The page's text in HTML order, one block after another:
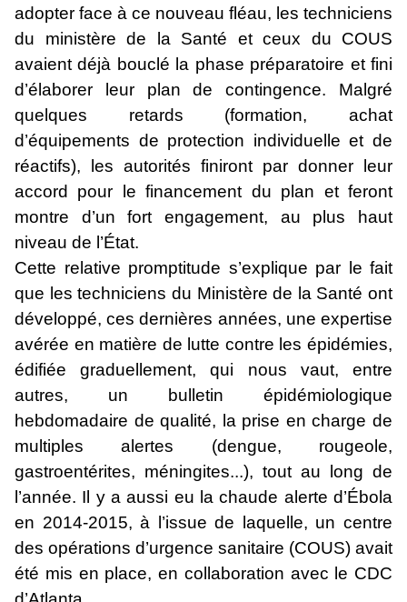
adopter face à ce nouveau fléau, les techniciens
du ministère de la Santé et ceux du COUS
avaient déjà bouclé la phase préparatoire et fini
d’élaborer leur plan de contingence. Malgré
quelques retards (formation, achat
d’équipements de protection individuelle et de
réactifs), les autorités finiront par donner leur
accord pour le financement du plan et feront
montre d’un fort engagement, au plus haut
niveau de l’État.
Cette relative promptitude s’explique par le fait
que les techniciens du Ministère de la Santé ont
développé, ces dernières années, une expertise
avérée en matière de lutte contre les épidémies,
édifiée graduellement, qui nous vaut, entre
autres, un bulletin épidémiologique
hebdomadaire de qualité, la prise en charge de
multiples alertes (dengue, rougeole,
gastroentérites, méningites...), tout au long de
l’année. Il y a aussi eu la chaude alerte d’Ébola
en 2014-2015, à l’issue de laquelle, un centre
des opérations d’urgence sanitaire (COUS) avait
été mis en place, en collaboration avec le CDC